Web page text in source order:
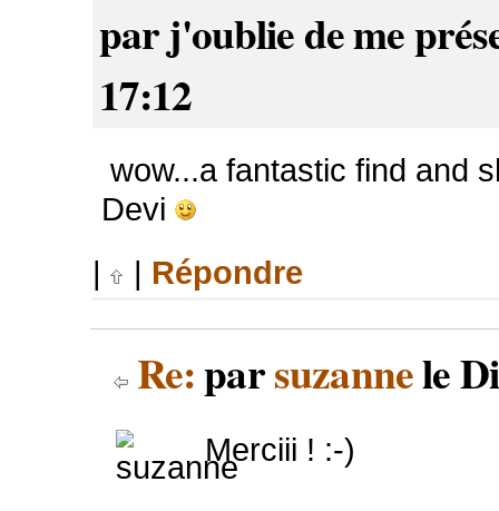
par j'oublie de me
17:12
wow...a fantastic find and
Devi
|
| Répondre
Re:parsuzannele
Merciii ! :-)